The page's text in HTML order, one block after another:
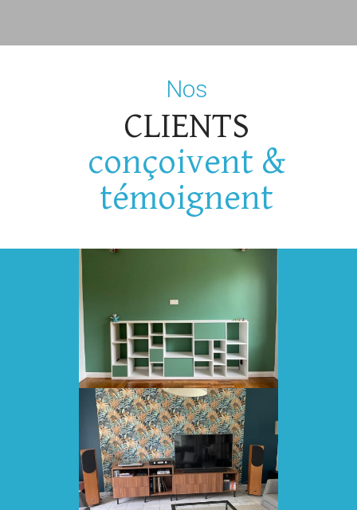
Nos
CLIENTS
conçoivent &
témoignent